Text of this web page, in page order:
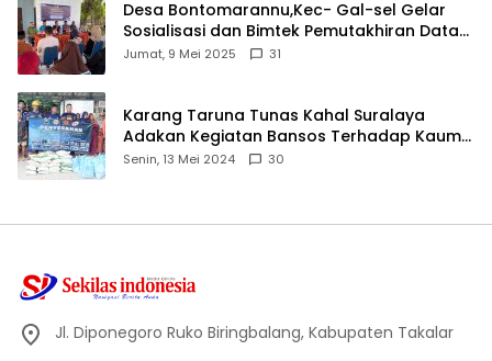
Desa Bontomarannu,Kec- Gal-sel Gelar
Sosialisasi dan Bimtek Pemutakhiran Data
ID
Jumat, 9 Mei 2025 31
Karang Taruna Tunas Kahal Suralaya
Adakan Kegiatan Bansos Terhadap Kaum
Dhuafa dan Anak Yatim-Piatu
Senin, 13 Mei 2024 30
Jl. Diponegoro Ruko Biringbalang, Kabupaten Takalar